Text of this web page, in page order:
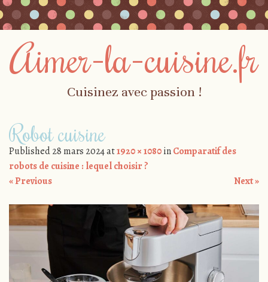
Aimer-la-cuisine.fr
Cuisinez avec passion !
Menu
Robot cuisine
Published28 mars 2024at1920 × 1080inComparatif des
robots de cuisine : lequel choisir ?
« Previous
Next »